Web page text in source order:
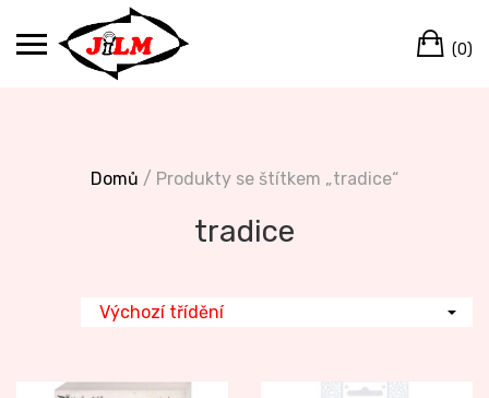
(0)
Domů / Produkty se štítkem „tradice“
tradice